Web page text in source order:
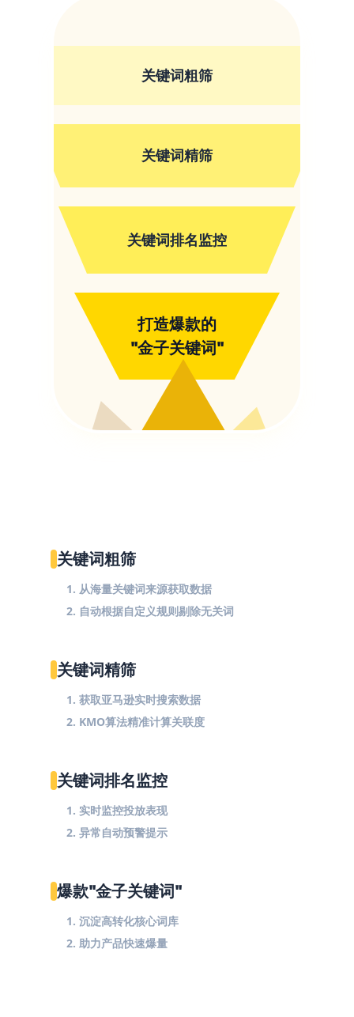
关键词粗筛
关键词精筛
关键词排名监控
打造爆款的
"金子关键词"
关键词粗筛
1. 从海量关键词来源获取数据
2. 自动根据自定义规则剔除无关词
关键词精筛
1. 获取亚马逊实时搜索数据
2. KMO算法精准计算关联度
关键词排名监控
1. 实时监控投放表现
2. 异常自动预警提示
爆款"金子关键词"
1. 沉淀高转化核心词库
2. 助力产品快速爆量